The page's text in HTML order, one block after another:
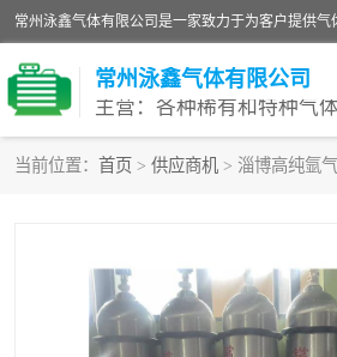
常州泳鑫气体有限公司
主营：各种稀有和特种气体
当前位置： 首页 > 供应商机 > 淄博高纯氩
环氧乙烷灭菌剂 高
高纯氮气